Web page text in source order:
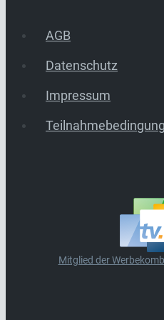
AGB
Datenschutz
Impressum
Mitglied der